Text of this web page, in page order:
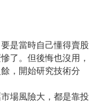
是當時自己懂得賣股
了。但後悔也沒用，
，開始研究技術分
場風險大，都是靠投